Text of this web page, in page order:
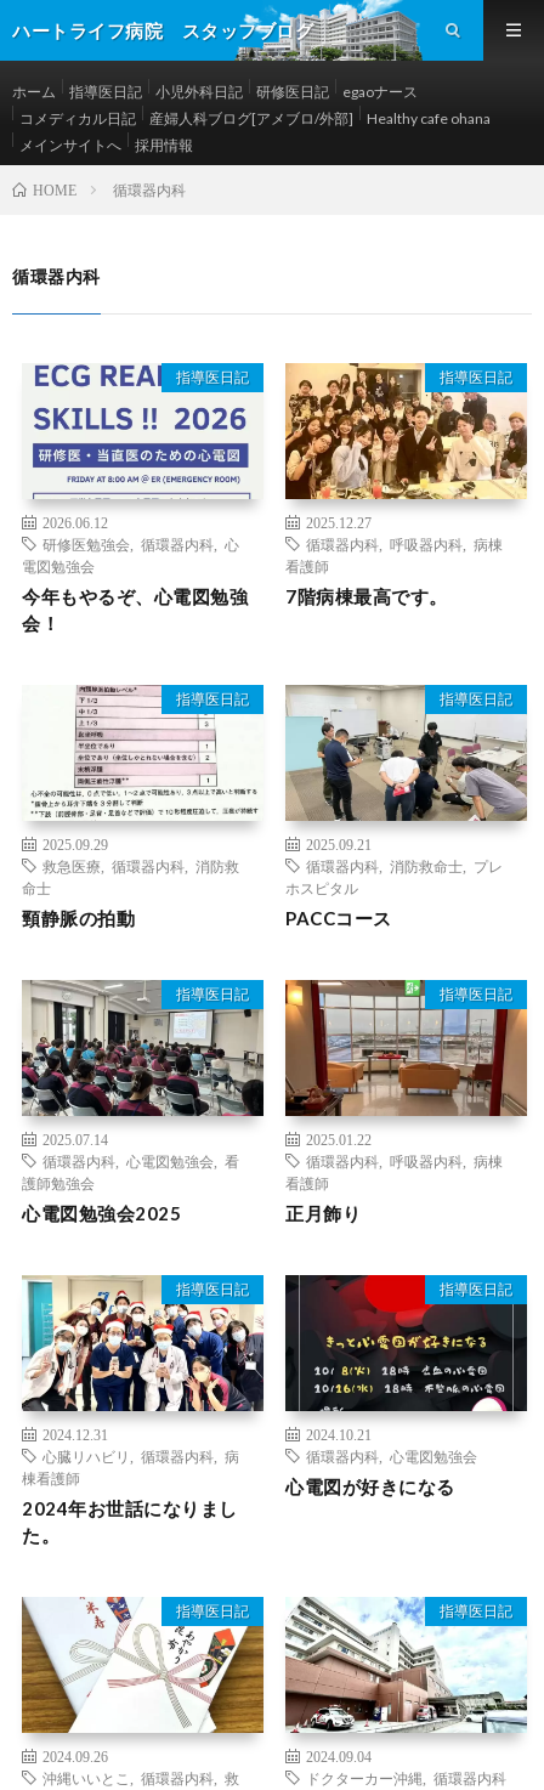
ハートライフ病院 スタッフブログ
ホーム 指導医日記 小児外科日記 研修医日記
egaoナース
コメディカル日記
産婦人科ブログ[アメブロ/外部]
Healthy cafe ohana
メインサイトへ
採用情報
HOME 循環器内科
循環器内科
指導医日記
2026.06.12
研修医勉強会
循環器内科
心
電図勉強会
今年もやるぞ、心電図勉強
会！
指導医日記
2025.12.27
循環器内科
呼吸器内科
病棟
看護師
7階病棟最高です。
指導医日記
2025.09.29
救急医療
循環器内科
消防救
命士
頸静脈の拍動
指導医日記
2025.09.21
循環器内科
消防救命士
プレ
ホスピタル
PACCコース
指導医日記
2025.07.14
循環器内科
心電図勉強会
看
護師勉強会
心電図勉強会2025
指導医日記
2025.01.22
循環器内科
呼吸器内科
病棟
看護師
正月飾り
指導医日記
2024.12.31
心臓リハビリ
循環器内科
病
棟看護師
2024年お世話になりまし
た。
指導医日記
2024.10.21
循環器内科
心電図勉強会
心電図が好きになる
指導医日記
2024.09.26
沖縄いいとこ
循環器内科
救
指導医日記
2024.09.04
ドクターカー沖縄
循環器内科